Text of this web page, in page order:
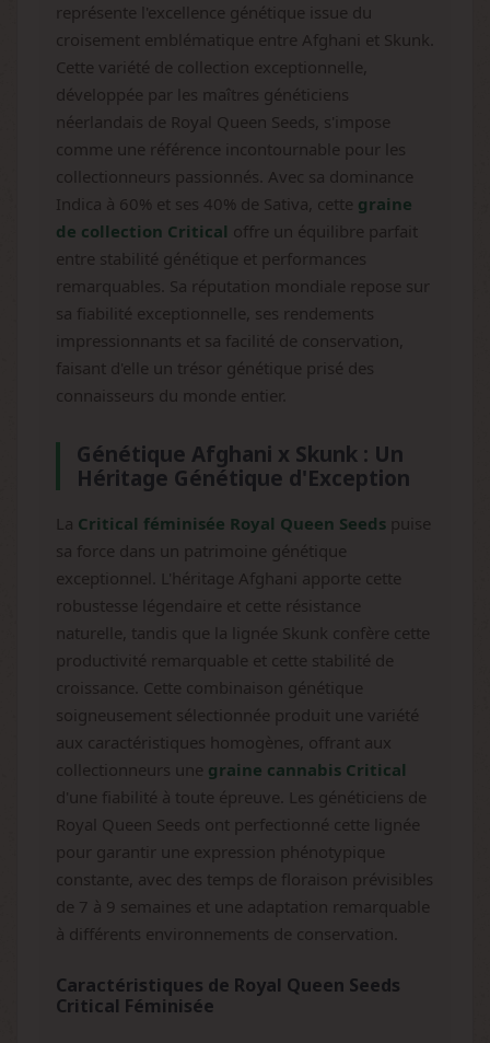
représente l'excellence génétique issue du
croisement emblématique entre Afghani et Skunk.
Cette variété de collection exceptionnelle,
développée par les maîtres généticiens
néerlandais de Royal Queen Seeds, s'impose
comme une référence incontournable pour les
collectionneurs passionnés. Avec sa dominance
Indica à 60% et ses 40% de Sativa, cette graine
de collection Critical offre un équilibre parfait
entre stabilité génétique et performances
remarquables. Sa réputation mondiale repose sur
sa fiabilité exceptionnelle, ses rendements
impressionnants et sa facilité de conservation,
faisant d'elle un trésor génétique prisé des
connaisseurs du monde entier.
Génétique Afghani x Skunk : Un
Héritage Génétique d'Exception
La Critical féminisée Royal Queen Seeds puise
sa force dans un patrimoine génétique
exceptionnel. L'héritage Afghani apporte cette
robustesse légendaire et cette résistance
naturelle, tandis que la lignée Skunk confère cette
productivité remarquable et cette stabilité de
croissance. Cette combinaison génétique
soigneusement sélectionnée produit une variété
aux caractéristiques homogènes, offrant aux
collectionneurs une graine cannabis Critical
d'une fiabilité à toute épreuve. Les généticiens de
Royal Queen Seeds ont perfectionné cette lignée
pour garantir une expression phénotypique
constante, avec des temps de floraison prévisibles
de 7 à 9 semaines et une adaptation remarquable
à différents environnements de conservation.
Caractéristiques de Royal Queen Seeds
Critical Féminisée